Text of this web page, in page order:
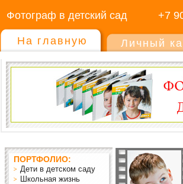
Фотограф в детский сад +7
На главную Личный
ПОРТФОЛИО:
Дети в детском саду
Школьная жизнь